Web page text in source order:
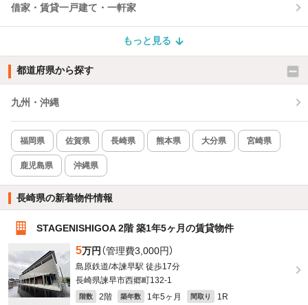
借家・賃貸一戸建て・一軒家
もっと見る
都道府県から探す
九州・沖縄
福岡県 佐賀県 長崎県 熊本県 大分県 宮崎県
鹿児島県 沖縄県
長崎県の新着物件情報
STAGENISHIGOA 2階 築1年5ヶ月の賃貸物件
5万円 （管理費3,000円）
島原鉄道/本諫早駅 徒歩17分
長崎県諫早市西郷町132-1
階数 2階 築年数 1年5ヶ月 間取り 1R